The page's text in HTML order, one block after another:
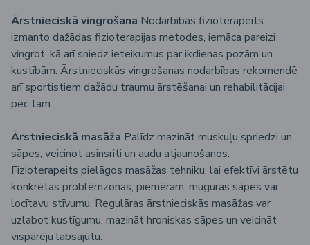
Ārstnieciskā vingrošana Nodarbībās fizioterapeits
izmanto dažādas fizioterapijas metodes, iemāca pareizi
vingrot, kā arī sniedz ieteikumus par ikdienas pozām un
kustībām. Ārstnieciskās vingrošanas nodarbības rekomendē
arī sportistiem dažādu traumu ārstēšanai un rehabilitācijai
pēc tam.
Ārstnieciskā masāža Palīdz mazināt muskuļu spriedzi un
sāpes, veicinot asinsriti un audu atjaunošanos.
Fizioterapeits pielāgos masāžas tehniku, lai efektīvi ārstētu
konkrētas problēmzonas, piemēram, muguras sāpes vai
locītavu stīvumu. Regulāras ārstnieciskās masāžas var
uzlabot kustīgumu, mazināt hroniskas sāpes un veicināt
vispārēju labsajūtu.